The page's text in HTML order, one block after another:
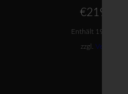
€219,00
Enthält 19% MwSt.
zzgl.Versand